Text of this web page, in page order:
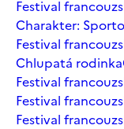
Festival
Charakter:
Festival
Chlupatá rodinka
Festival
Festival
Festival